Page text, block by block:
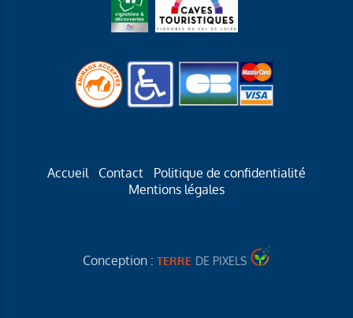
Accueil Contact
Politique de confidentialité
Mentions légales
Conception : TERRE DE PIXELS